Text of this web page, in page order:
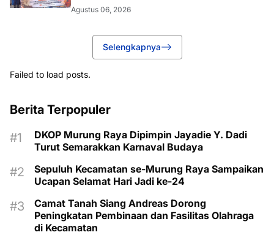
Agustus 06, 2026
Selengkapnya
Failed to load posts.
Berita Terpopuler
DKOP Murung Raya Dipimpin Jayadie Y. Dadi
Turut Semarakkan Karnaval Budaya
Sepuluh Kecamatan se-Murung Raya Sampaikan
Ucapan Selamat Hari Jadi ke-24
Camat Tanah Siang Andreas Dorong
Peningkatan Pembinaan dan Fasilitas Olahraga
di Kecamatan